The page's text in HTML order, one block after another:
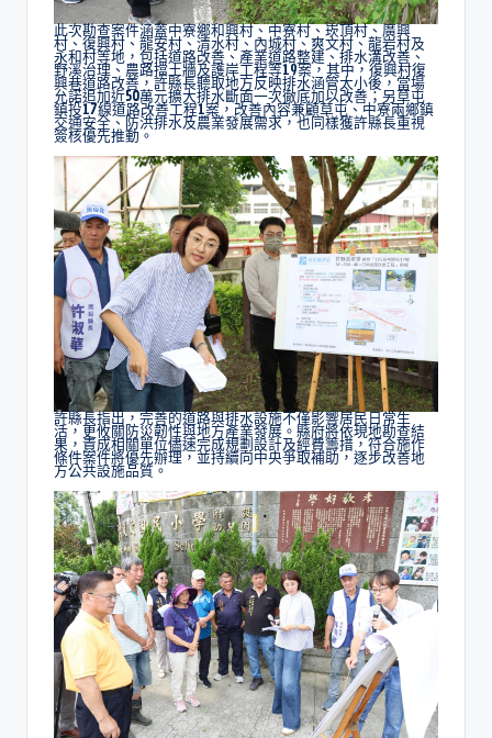
此次勘查案件涵蓋中寮鄉和興村、中寮村、崁頂村、廣興
村、復興村、龍安村、清水村、內城村、爽文村、龍岩村及
永和村等地，包括道路改善、產業道路整建、排水溝改善、
野溪治理、農路擋土牆及護岸工程等19案，其中，復興村復
興巷道路改善，許縣長聽取地方反映排水涵管太小後，當場
允諾追加近50萬元擴大排水斷面一次徹底加以改善；另草屯
鎮投17線道路改善工程1案，改善內容兼顧草屯、中寮兩鄉鎮
交通安全、防洪排水及農業發展需求，也同樣獲許縣長重視
簽核優先推動。
許縣長指出，完善的道路與排水設施不僅影響居民日常生
活，更攸關防災韌性與地方產業發展。縣府將依現地勘查結
果，責成相關單位儘速完成規劃設計及經費籌措，符合施作
條件案件將優先辦理，並持續向中央爭取補助，逐步改善地
方公共設施品質。